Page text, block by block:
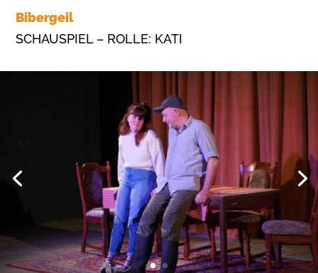
Bibergeil
SCHAUSPIEL – ROLLE: KATI